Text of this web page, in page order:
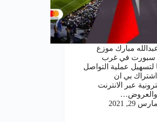
مبارك موزع
سبورت في غرب
لتسهيل عملية التواصل
بي ان
عبر الانترنت
والعروض…
مارس 29, 2021